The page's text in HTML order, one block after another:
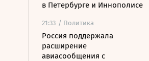
в Петербурге и Иннополисе
21:33 / Политика
Россия поддержала
расширение
авиасообщения с